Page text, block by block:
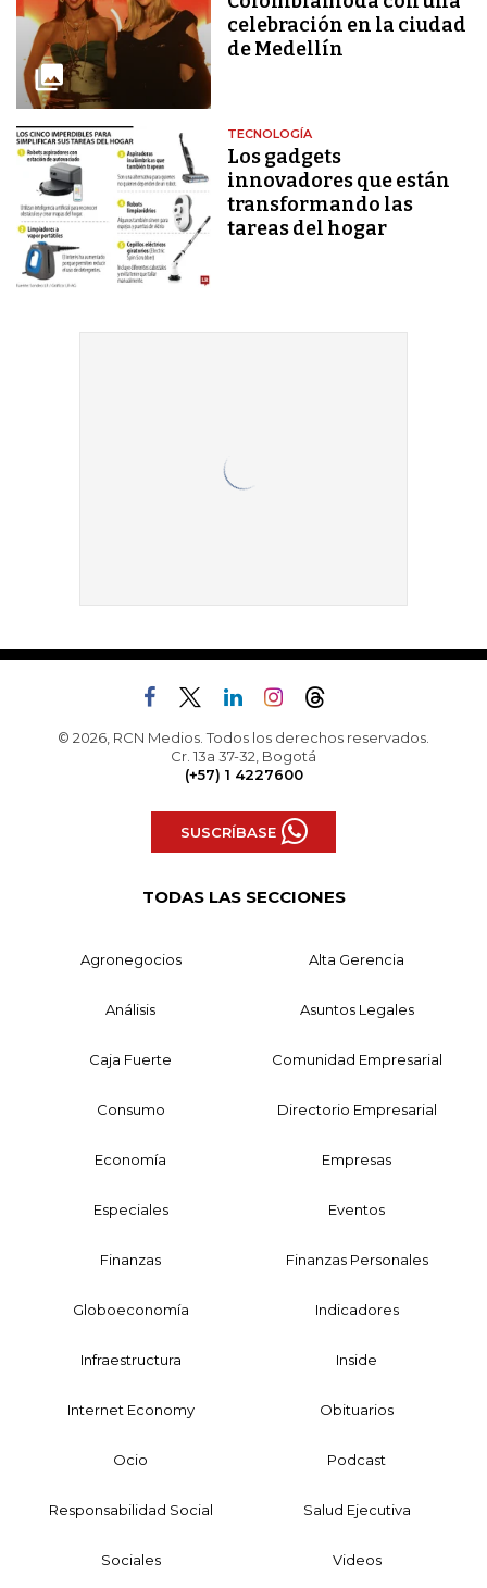
celebración en la ciudad
de Medellín
TECNOLOGÍA
Los gadgets
innovadores que están
transformando las
tareas del hogar
© 2026, RCN Medios. Todos los derechos reservados.
Cr. 13a 37-32, Bogotá
(+57) 1 4227600
SUSCRÍBASE
TODAS LAS SECCIONES
Agronegocios Alta Gerencia
Análisis Asuntos Legales
Caja Fuerte Comunidad Empresarial
Consumo Directorio Empresarial
Economía Empresas
Especiales Eventos
Finanzas Finanzas Personales
Globoeconomía Indicadores
Infraestructura Inside
Internet Economy Obituarios
Ocio Podcast
Responsabilidad Social Salud Ejecutiva
Sociales Videos